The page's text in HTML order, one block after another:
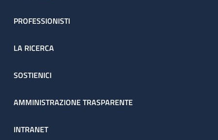
PROFESSIONISTI
LA RICERCA
SOSTIENICI
AMMINISTRAZIONE TRASPARENTE
INTRANET